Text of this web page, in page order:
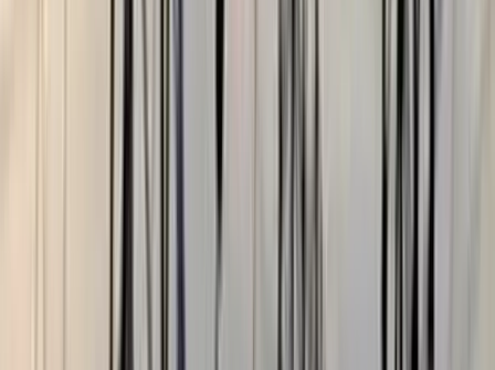
নিরপেক্ষ প্রয়োগকারী: স্বরাষ্ট্রমন্ত্রী